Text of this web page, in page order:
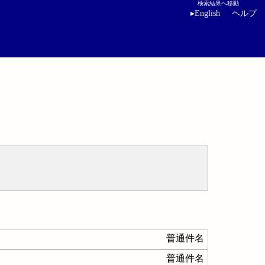
検索結果へ移動
▸English ヘルプ
普通件名
普通件名